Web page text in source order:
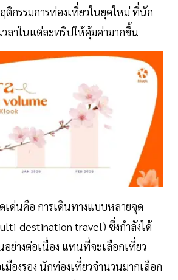
กรรมการท่องเที่ยวในยุคใหม่ ที่นัก
วลาในแต่ละทริปให้คุ้มค่ามากขึ้น
ด่นคือ การเดินทางแบบหลายจุด
destination travel) ซึ่งกำลังได้
ย่างต่อเนื่อง แทนที่จะเลือกเที่ยว
มืองรอง นักท่องเที่ยวจำนวนมากเลือก